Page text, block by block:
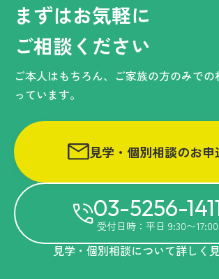
まずはお気軽に
ご相談ください
ご本人はもちろん、ご家族の方のみでの
っています。
見学・個別相談のお申
03-5256-
受付日時：平日 9:30〜17:00
見学・個別相談について詳しく